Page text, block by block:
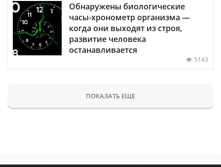
Обнаружены биологические
часы-хронометр организма —
когда они выходят из строя,
развитие человека
останавливается
5143
ПОКАЗАТЬ ЕЩЕ